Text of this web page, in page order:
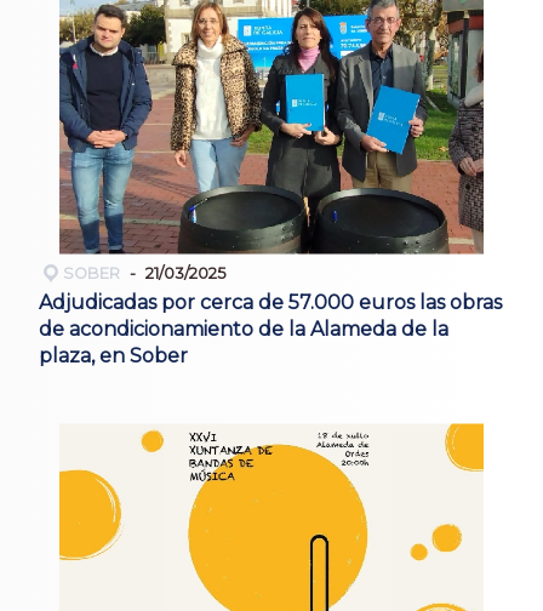
SOBER 21/03/2025
Adjudicadas por cerca de 57.000 euros las obras
de acondicionamiento de la Alameda de la
plaza, en Sober